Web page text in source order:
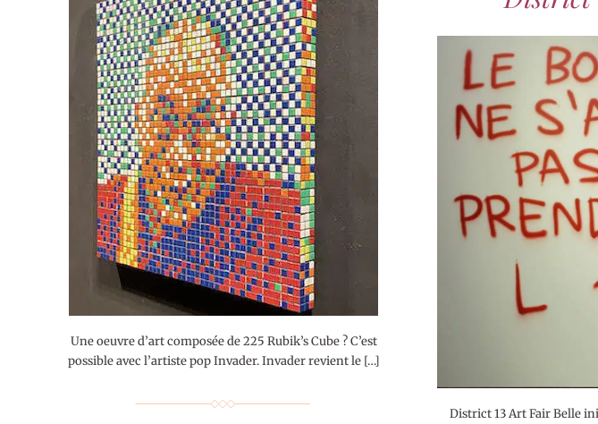
Une oeuvre d’art composée de 225 Rubik’s Cube ? C’est
possible avec l’artiste pop Invader. Invader revient le […]
District 13 Art Fair Belle